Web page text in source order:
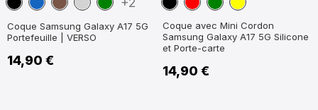
Coque Samsung Galaxy A17 5G
Portefeuille | VERSO
14,90 €
Coque avec Mini Cordon
Samsung Galaxy A17 5G Silicone
et Porte-carte
14,90 €